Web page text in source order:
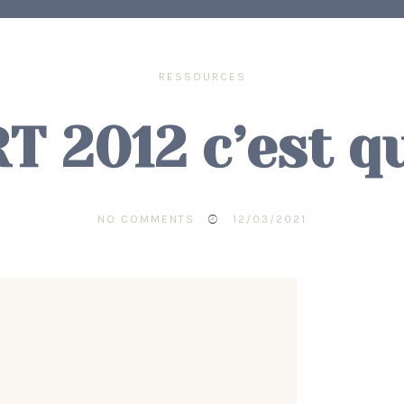
RESSOURCES
2012 c’est
NO COMMENTS 12/03/2021